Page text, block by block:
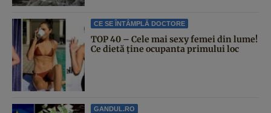
CE SE ÎNTÂMPLĂ DOCTORE
TOP 40 – Cele mai sexy femei din lume!
Ce dietă ține ocupanta primului loc
GANDUL.RO